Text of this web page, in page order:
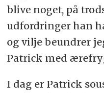
blive noget, på
udfordringer han
og vilje beundrer
Patrick med
I dag er Patrick